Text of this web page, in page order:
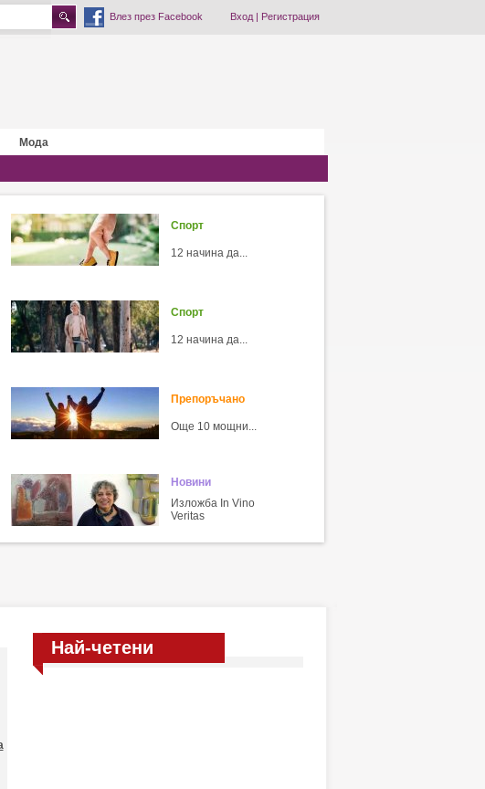
Влез през Facebook Вход| Регистрация
Мода
Спорт
12 начина да...
Спорт
12 начина да...
Препоръчано
Още 10 мощни...
Новини
Изложба In Vino
Veritas
Най-четени